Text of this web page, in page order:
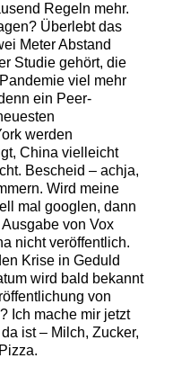
Regeln mehr.
Überlebt das
Meter Abstand
Studie gehört, die
viel mehr
ein Peer-
werden
China vielleicht
Bescheid – achja,
Wird meine
mal googlen, dann
von Vox
nicht veröffentlich.
Krise in Geduld
wird bald bekannt
von
Ich mache mir jetzt
ist – Milch, Zucker,